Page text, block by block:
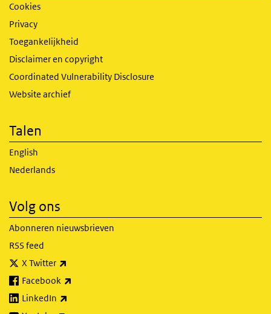
Cookies
Privacy
Toegankelijkheid
Disclaimer en copyright
Coordinated Vulnerability Disclosure
Website archief
Talen
English
Nederlands
Volg ons
Abonneren nieuwsbrieven
RSS feed
X Twitter
Facebook
LinkedIn